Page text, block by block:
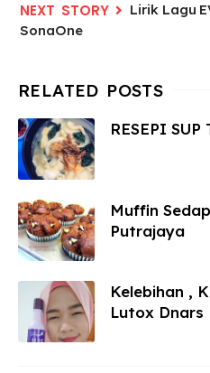
Lirik Lagu
SonaOne
RESEPI SUP
Muffin
Putrajaya
Kelebihan ,
Lutox Dnars